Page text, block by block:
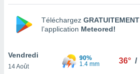
ainsi
un
la
du
Téléchargez GRATUITEMENT
l’application Meteored!
Vendredi
14 Août
90%
1.4 mm
36° /